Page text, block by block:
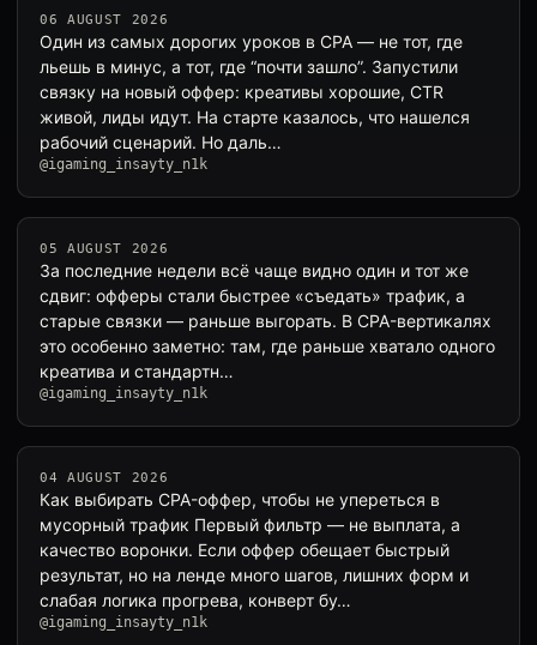
06 AUGUST 2026
Один из самых дорогих уроков в CPA — не тот, где
льешь в минус, а тот, где “почти зашло”. Запустили
связку на новый оффер: креативы хорошие, CTR
живой, лиды идут. На старте казалось, что нашелся
рабочий сценарий. Но даль…
@igaming_insayty_n1k
05 AUGUST 2026
За последние недели всё чаще видно один и тот же
сдвиг: офферы стали быстрее «съедать» трафик, а
старые связки — раньше выгорать. В CPA-вертикалях
это особенно заметно: там, где раньше хватало одного
креатива и стандартн…
@igaming_insayty_n1k
04 AUGUST 2026
Как выбирать CPA-оффер, чтобы не упереться в
мусорный трафик Первый фильтр — не выплата, а
качество воронки. Если оффер обещает быстрый
результат, но на ленде много шагов, лишних форм и
слабая логика прогрева, конверт бу…
@igaming_insayty_n1k